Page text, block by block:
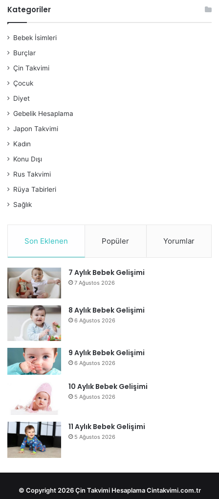
Kategoriler
Bebek İsimleri
Burçlar
Çin Takvimi
Çocuk
Diyet
Gebelik Hesaplama
Japon Takvimi
Kadın
Konu Dışı
Rus Takvimi
Rüya Tabirleri
Sağlık
Son Eklenen Popüler Yorumlar
7 Aylık Bebek Gelişimi
7 Ağustos 2026
8 Aylık Bebek Gelişimi
6 Ağustos 2026
9 Aylık Bebek Gelişimi
6 Ağustos 2026
10 Aylık Bebek Gelişimi
5 Ağustos 2026
11 Aylık Bebek Gelişimi
5 Ağustos 2026
© Copyright 2026 Çin Takvimi Hesaplama Cintakvimi.com.tr